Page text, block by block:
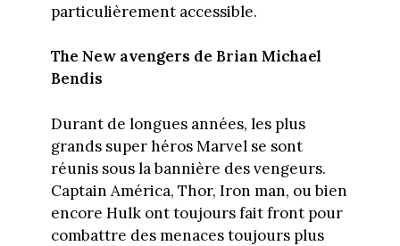
particulièrement accessible.
The New avengers de Brian Michael
Bendis
Durant de longues années, les plus
grands super héros Marvel se sont
réunis sous la bannière des vengeurs.
Captain América, Thor, Iron man, ou bien
encore Hulk ont toujours fait front pour
combattre des menaces toujours plus